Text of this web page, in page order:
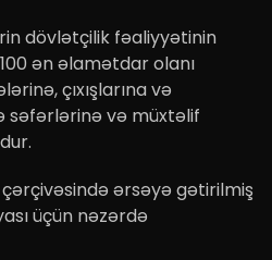
dövlətçilik fəaliyyətinin
ən əlamətdar olanı
çıxışlarına və
səfərlərinə və müxtəlif
ərsəyə gətirilmiş
üçün nəzərdə